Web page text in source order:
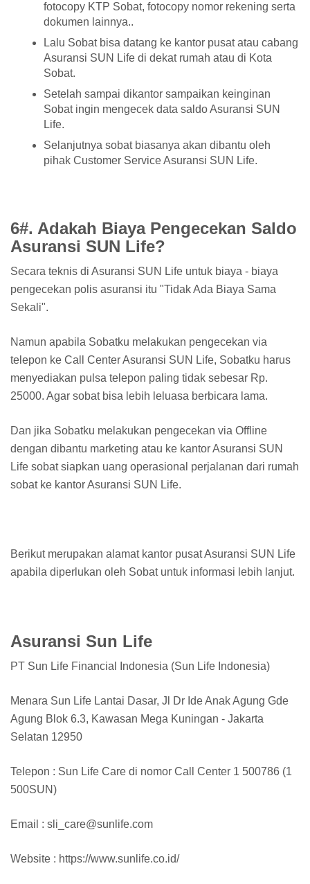
fotocopy KTP Sobat, fotocopy nomor rekening serta
dokumen lainnya..
Lalu Sobat bisa datang ke kantor pusat atau cabang
Asuransi SUN Life di dekat rumah atau di Kota
Sobat.
Setelah sampai dikantor sampaikan keinginan
Sobat ingin mengecek data saldo Asuransi SUN
Life.
Selanjutnya sobat biasanya akan dibantu oleh
pihak Customer Service Asuransi SUN Life.
6#. Adakah Biaya Pengecekan Saldo
Asuransi SUN Life?
Secara teknis di Asuransi SUN Life untuk biaya - biaya
pengecekan polis asuransi itu "Tidak Ada Biaya Sama
Sekali".
Namun apabila Sobatku melakukan pengecekan via
telepon ke Call Center Asuransi SUN Life, Sobatku harus
menyediakan pulsa telepon paling tidak sebesar Rp.
25000. Agar sobat bisa lebih leluasa berbicara lama.
Dan jika Sobatku melakukan pengecekan via Offline
dengan dibantu marketing atau ke kantor Asuransi SUN
Life sobat siapkan uang operasional perjalanan dari rumah
sobat ke kantor Asuransi SUN Life.
Berikut merupakan alamat kantor pusat Asuransi SUN Life
apabila diperlukan oleh Sobat untuk informasi lebih lanjut.
Asuransi Sun Life
PT Sun Life Financial Indonesia (Sun Life Indonesia)
Menara Sun Life Lantai Dasar, Jl Dr Ide Anak Agung Gde
Agung Blok 6.3, Kawasan Mega Kuningan - Jakarta
Selatan 12950
Telepon : Sun Life Care di nomor Call Center 1 500786 (1
500SUN)
Email : sli_care@sunlife.com
Website : https://www.sunlife.co.id/